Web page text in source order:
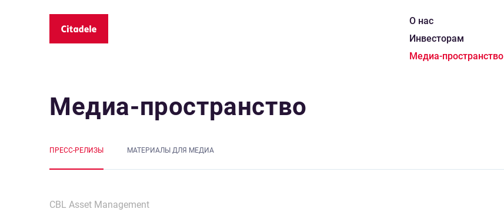
О нас
Инвесторам
Медиа-пространство
Медиа-пространство
ПРЕСС-РЕЛИЗЫ MАТЕРИАЛЫ ДЛЯ МЕДИА
CBL Asset Management